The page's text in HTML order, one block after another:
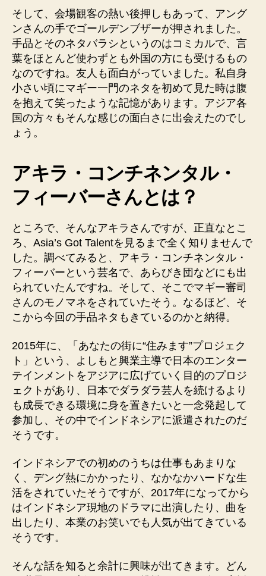
そして、会場観客の熱い後押しもあって、アング
ンさんの手でゴールデンブザーが押されました。
手品とそのネタバラシというのはコミカルで、言
葉をほとんど使わずとも外国の方にも受けるもの
なのですね。友人も面白がっていました。私自身
小さい頃にマギー一門のネタを初めて見た時は腹
を抱えて笑ったような記憶があります。アジア各
国の方々もそんな感じの面白さに出会えたのでし
ょう。
アキラ・コンチネンタル・
フィーバーさんとは？
ところで、そんなアキラさんですが、正直なとこ
ろ、Asia’s Got Talentを見るまで全く知りませんで
した。調べてみると、アキラ・コンチネンタル・
フィーバーという芸名で、あらびき団などにも出
られていたんですね。そして、そこでマギー審司
さんのモノマネをされていたそう。なるほど、そ
こから今回の手品ネタもきているのかと納得。
2015年に、「あなたの街に“住みます”プロジェク
ト」という、よしもと興業主導で日本のエンター
テインメントをアジアに広げていく目的のプロジ
ェクトがあり、日本でダラダラ芸人を続けるより
も成長できる環境に身を置きたいと一念発起して
参加し、その中でインドネシアに派遣されたのだ
そうです。
インドネシアでの初めのうちは仕事もあまりな
く、デング熱にかかったり、なかなかハードな生
活をされていたそうですが、2017年になってから
はインドネシア現地のドラマに出演したり、曲を
出したり、本業のお笑いでも人気が出てきている
そうです。
そんな話を知ると余計に興味が出てきます。どん